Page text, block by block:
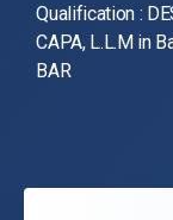
Qualification :
CAPA, L.L.M in
BAR